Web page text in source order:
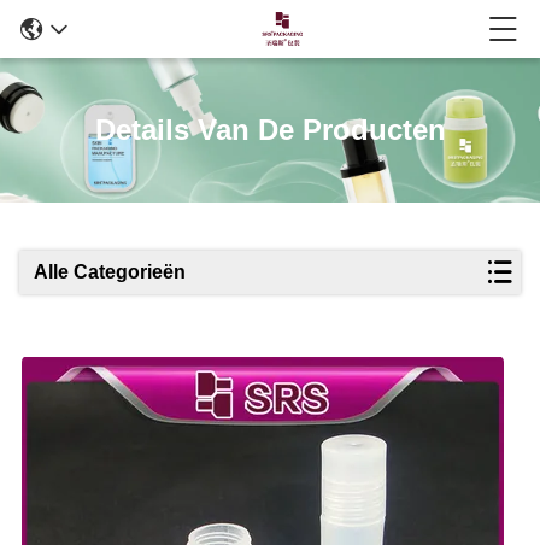
Details Van De Producten
Alle Categorieën